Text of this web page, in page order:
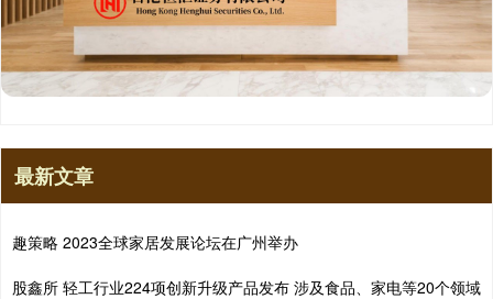
最新文章
趣策略 2023全球家居发展论坛在广州举办
股鑫所 轻工行业224项创新升级产品发布 涉及食品、家电等20个领域